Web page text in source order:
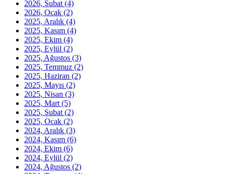
2026, Şubat (4)
2026, Ocak (2)
2025, Aralık (4)
2025, Kasım (4)
2025, Ekim (4)
2025, Eylül (2)
2025, Ağustos (3)
2025, Temmuz (2)
2025, Haziran (2)
2025, Mayıs (2)
2025, Nisan (3)
2025, Mart (5)
2025, Şubat (2)
2025, Ocak (2)
2024, Aralık (3)
2024, Kasım (6)
2024, Ekim (6)
2024, Eylül (2)
2024, Ağustos (2)